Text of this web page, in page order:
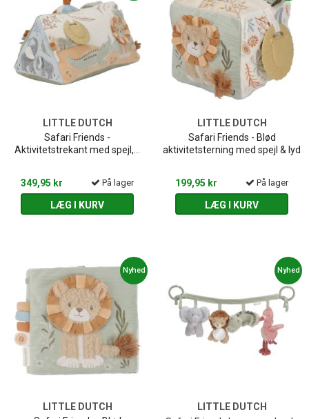
LITTLE DUTCH
Safari Friends -
Aktivitetstrekant med spejl,...
349,95 kr På lager
LÆG I KURV
LITTLE DUTCH
Safari Friends - Blød
aktivitetsterning med spejl & lyd
199,95 kr På lager
LÆG I KURV
Nyhed
LITTLE DUTCH
Nyhed
LITTLE DUTCH